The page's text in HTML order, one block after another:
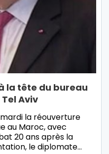
la tête du bureau
Aviv
la réouverture
au Maroc, avec
20 ans après la
le diplomate…